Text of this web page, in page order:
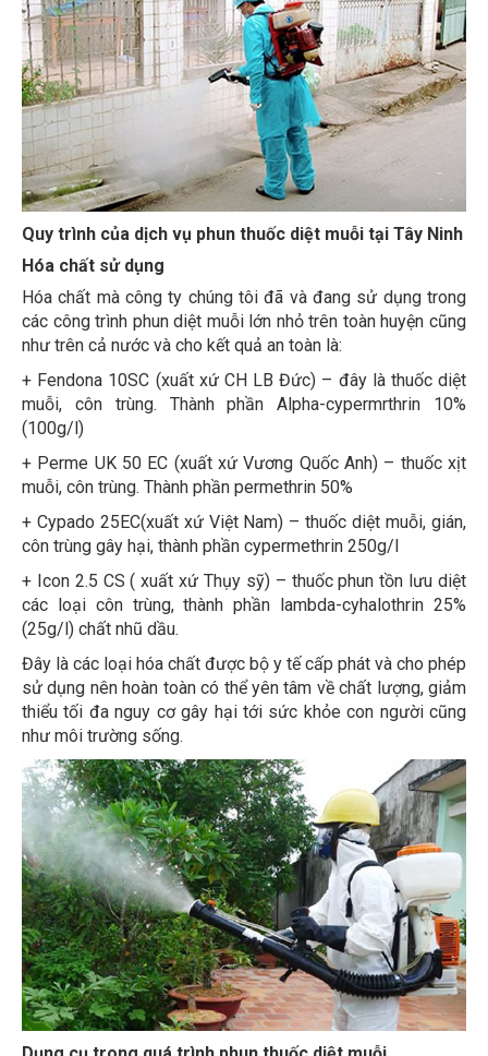
Quy trình của dịch vụ phun thuốc diệt muỗi tại Tây Ninh
Hóa chất sử dụng
Hóa chất mà công ty chúng tôi đã và đang sử dụng trong
các công trình phun diệt muỗi lớn nhỏ trên toàn huyện cũng
như trên cả nước và cho kết quả an toàn là:
+ Fendona 10SC (xuất xứ CH LB Đức) – đây là thuốc diệt
muỗi, côn trùng. Thành phần Alpha-cypermrthrin 10%
(100g/l)
+ Perme UK 50 EC (xuất xứ Vương Quốc Anh) – thuốc xịt
muỗi, côn trùng. Thành phần permethrin 50%
+ Cypado 25EC(xuất xứ Việt Nam) – thuốc diệt muỗi, gián,
côn trùng gây hại, thành phần cypermethrin 250g/l
+ Icon 2.5 CS ( xuất xứ Thụy sỹ) – thuốc phun tồn lưu diệt
các loại côn trùng, thành phần lambda-cyhalothrin 25%
(25g/l) chất nhũ dầu.
Đây là các loại hóa chất được bộ y tế cấp phát và cho phép
sử dụng nên hoàn toàn có thể yên tâm về chất lượng, giảm
thiểu tối đa nguy cơ gây hại tới sức khỏe con người cũng
như môi trường sống.
Dụng cụ trong quá trình phun thuốc diệt muỗi